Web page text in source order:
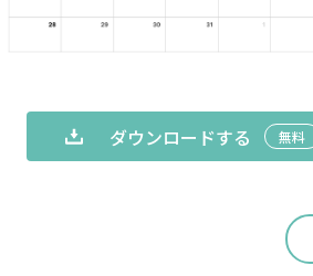
ダウンロードする 無料